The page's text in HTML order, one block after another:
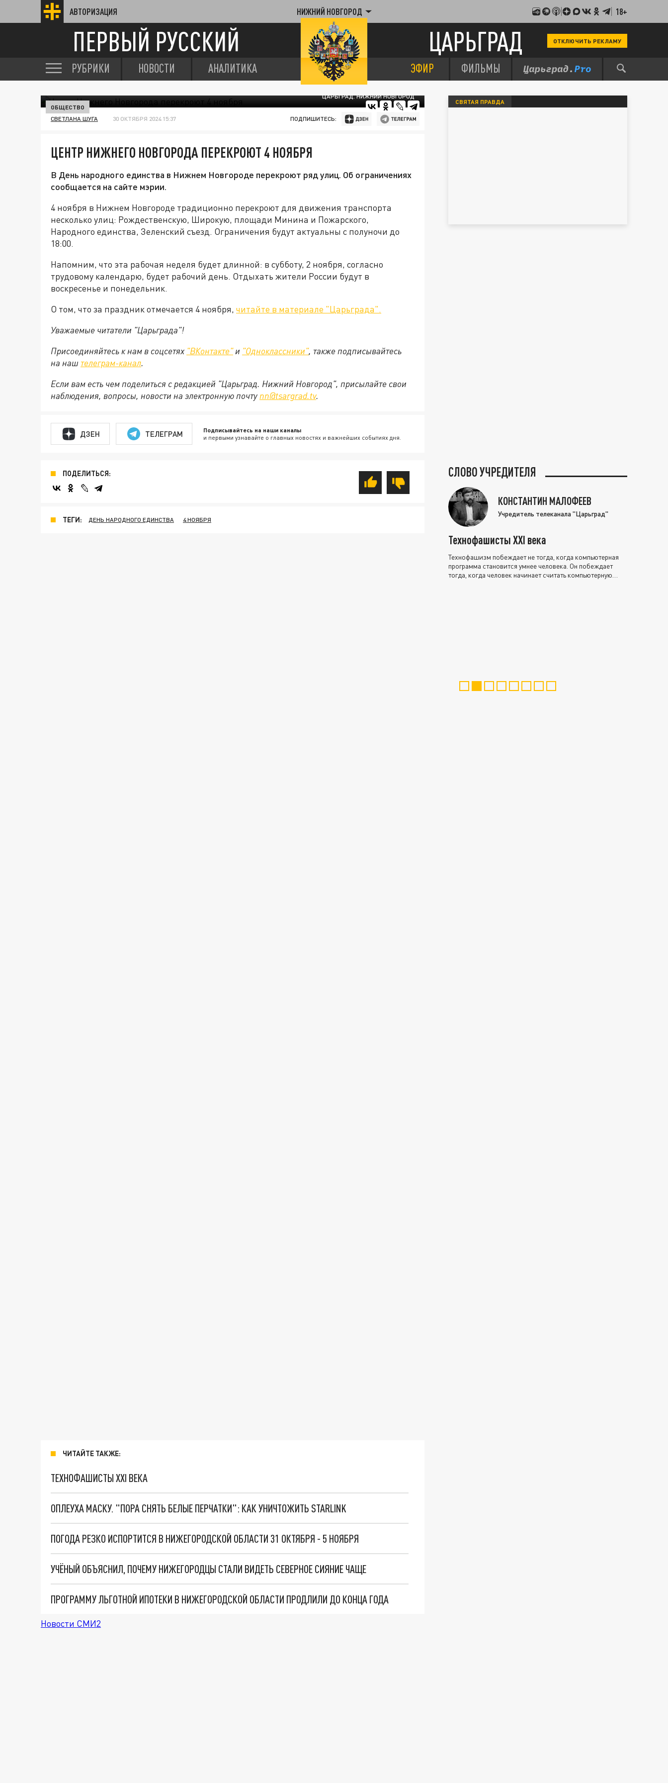
АВТОРИЗАЦИЯ НИЖНИЙ НОВГОРОД 18+
ПЕРВЫЙ РУССКИЙ ЦАРЬГРАД ОТКЛЮЧИТЬ РЕКЛАМУ
РУБРИКИ НОВОСТИ АНАЛИТИКА ЭФИР ФИЛЬМЫ
ЦАРЬГРАД. НИЖНИЙ НОВГОРОД
ОБЩЕСТВО
СВЕТЛАНА ШУГА 30 ОКТЯБРЯ 2024 15:37 ПОДПИШИТЕСЬ:
ЦЕНТР НИЖНЕГО НОВГОРОДА ПЕРЕКРОЮТ 4 НОЯБРЯ
В День народного единства в Нижнем Новгороде перекроют ряд улиц. Об ограничениях
сообщается на сайте мэрии.
4 ноября в Нижнем Новгороде традиционно перекроют для движения транспорта
несколько улиц: Рождественскую, Широкую, площади Минина и Пожарского,
Народного единства, Зеленский съезд. Ограничения будут актуальны с полуночи до
18:00.
Напомним, что эта рабочая неделя будет длинной: в субботу, 2 ноября, согласно
трудовому календарю, будет рабочий день. Отдыхать жители России будут в
воскресенье и понедельник.
О том, что за праздник отмечается 4 ноября, читайте в материале "Царьграда".
Уважаемые читатели "Царьграда"!
Присоединяйтесь к нам в соцсетях "ВКонтакте"и "Одноклассники", также подписывайтесь
на наш телеграм-канал.
Если вам есть чем поделиться с редакцией "Царьград. Нижний Новгород", присылайте свои
наблюдения, вопросы, новости на электронную почту nn@tsargrad.tv.
ДЗЕН ТЕЛЕГРАМ Подписывайтесь на наши каналы
и первыми узнавайте о главных новостях и важнейших событиях дня.
ПОДЕЛИТЬСЯ:
ТЕГИ: ДЕНЬ НАРОДНОГО ЕДИНСТВА 4 НОЯБРЯ
ЧИТАЙТЕ ТАКЖЕ:
ТЕХНОФАШИСТЫ XXI ВЕКА
ОПЛЕУХА МАСКУ. "ПОРА СНЯТЬ БЕЛЫЕ ПЕРЧАТКИ": КАК УНИЧТОЖИТЬ STARLINK
ПОГОДА РЕЗКО ИСПОРТИТСЯ В НИЖЕГОРОДСКОЙ ОБЛАСТИ 31 ОКТЯБРЯ - 5 НОЯБРЯ
УЧЁНЫЙ ОБЪЯСНИЛ, ПОЧЕМУ НИЖЕГОРОДЦЫ СТАЛИ ВИДЕТЬ СЕВЕРНОЕ СИЯНИЕ ЧАЩЕ
ПРОГРАММУ ЛЬГОТНОЙ ИПОТЕКИ В НИЖЕГОРОДСКОЙ ОБЛАСТИ ПРОДЛИЛИ ДО КОНЦА ГОДА
Новости СМИ2
СВЯТАЯ ПРАВДА
СЛОВО УЧРЕДИТЕЛЯ
КОНСТАНТИН МАЛОФЕЕВ
Учредитель телеканала "Царьград"
Технофашисты XXI века
Технофашизм побеждает не тогда, когда компьютерная
программа становится умнее человека. Он побеждает
тогда, когда человек начинает считать компьютерную